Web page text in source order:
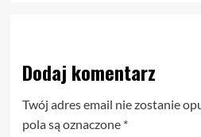
Dodaj komentarz
Twój adres email nie zostanie
pola są oznaczone *